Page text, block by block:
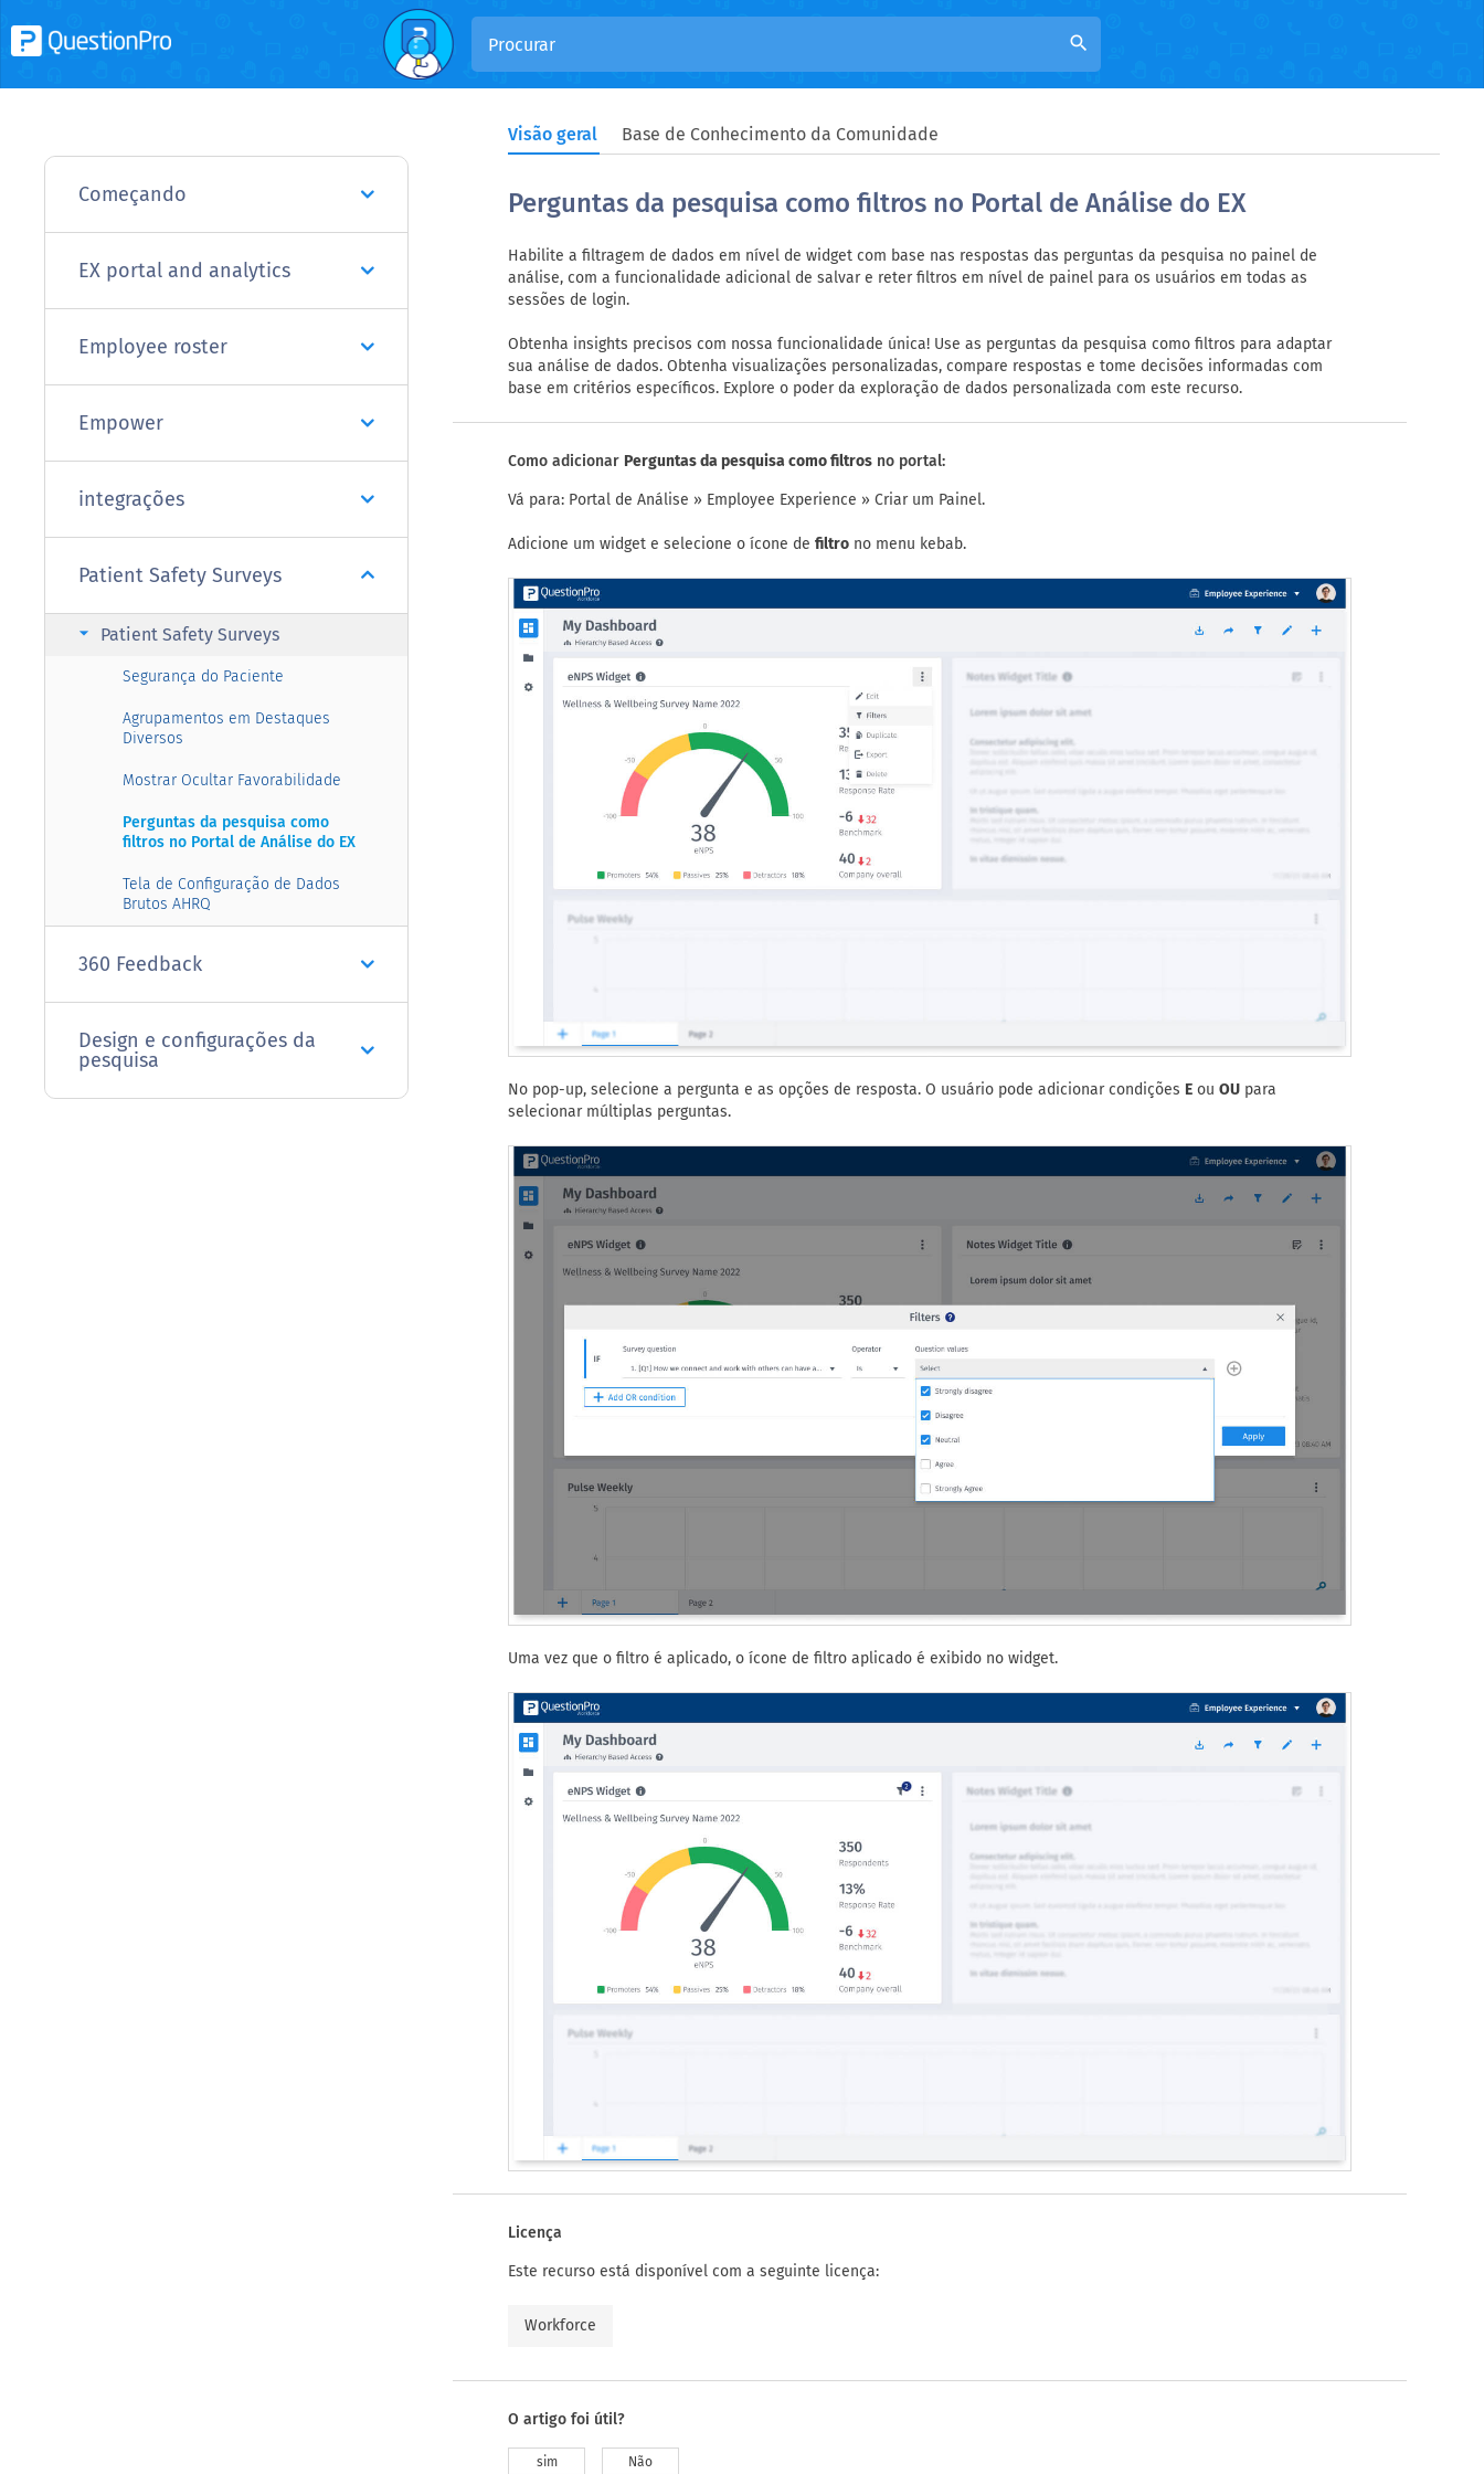
search
Visão geral Base de Conhecimento da Comunidade
Começando
EX portal and analytics
Employee roster
Empower
integrações
Patient Safety Surveys
Patient Safety Surveys
arrow_right
Segurança do Paciente
Agrupamentos em Destaques
Diversos
Mostrar Ocultar Favorabilidade
Perguntas da pesquisa como
filtros no Portal de Análise do EX
Tela de Configuração de Dados
Brutos AHRQ
360 Feedback
Design e configurações da
pesquisa
Perguntas da pesquisa como filtros no Portal de Análise do EX
Habilite a filtragem de dados em nível de widget com base nas respostas das perguntas da pesquisa no painel de
análise, com a funcionalidade adicional de salvar e reter filtros em nível de painel para os usuários em todas as
sessões de login.
Obtenha insights precisos com nossa funcionalidade única! Use as perguntas da pesquisa como filtros para adaptar
sua análise de dados. Obtenha visualizações personalizadas, compare respostas e tome decisões informadas com
base em critérios específicos. Explore o poder da exploração de dados personalizada com este recurso.
Como adicionar Perguntas da pesquisa como filtros no portal:
Vá para: Portal de Análise » Employee Experience » Criar um Painel.
Adicione um widget e selecione o ícone de filtro no menu kebab.
No pop-up, selecione a pergunta e as opções de resposta. O usuário pode adicionar condições E ou OU para
selecionar múltiplas perguntas.
Uma vez que o filtro é aplicado, o ícone de filtro aplicado é exibido no widget.
Licença
Este recurso está disponível com a seguinte licença:
Workforce
O artigo foi útil?
sim Não